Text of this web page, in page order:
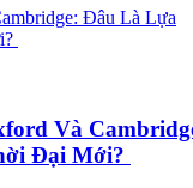
Và
Đại Mới?